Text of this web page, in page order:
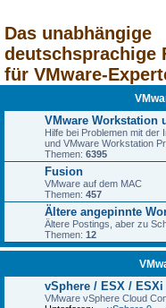
Das unabhängige
deutschsprachige
für VMware-
VMware Workstation
Hilfe bei Problemen mit der
und VMware Workstation
Themen: 6395
Fusion
VMware auf dem MAC
Themen: 457
Ältere angepinnte
Ältere Postings, aber zu
Themen: 12
vSphere / ESX / ESXi
VMware vSphere Cloud